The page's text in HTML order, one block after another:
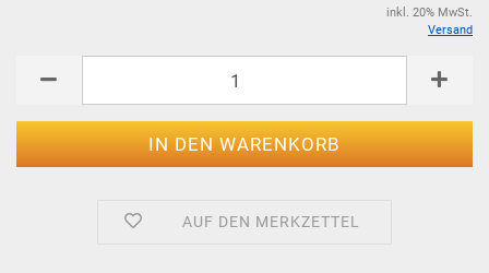
inkl. 20% MwSt.
Versand
AUF DEN MERKZETTEL